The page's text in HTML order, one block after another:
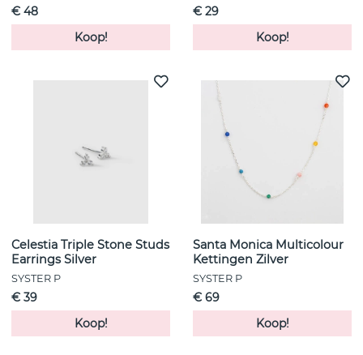
€ 48
Koop!
€ 29
Koop!
Celestia Triple Stone Studs
Earrings Silver
SYSTER P
€ 39
Koop!
Santa Monica Multicolour
Kettingen Zilver
SYSTER P
€ 69
Koop!